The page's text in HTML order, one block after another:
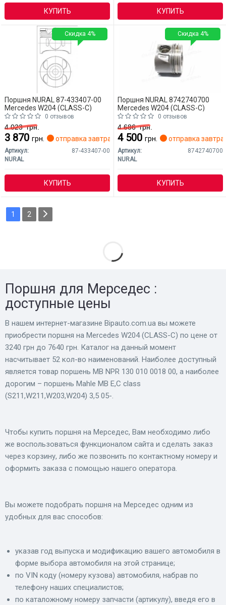
КУПИТЬ КУПИТЬ
Поршня NURAL 87-433407-00
Mercedes W204 (CLASS-C)
0 отзывов
4 023грн.
3 870 грн. отправка завтра
Артикул:
87-433407-00
NURAL
КУПИТЬ
Скидка 4%
Поршня NURAL 8742740700
Mercedes W204 (CLASS-C)
0 отзывов
4 686грн.
4 500 грн. отправка завтра
Артикул:
8742740700
NURAL
КУПИТЬ
Скидка 4%
1 2
Поршня для Мерседес :
доступные цены
В нашем интернет-магазине Bіpauto.com.ua вы можете
приобрести поршня на Mercedes W204 (CLASS-C) по цене от
3240 грн до 7640 грн. Каталог на данный момент
насчитывает 52 кол-во наименований. Наиболее доступный
является товар поршень MB NPR 130 010 0018 00, а наиболее
дорогим – поршень Mahle MB E,C class
(S211,W211,W203,W204) 3,5 05-.
Чтобы купить поршня на Мерседес, Вам необходимо либо
же воспользоваться функционалом сайта и сделать заказ
через корзину, либо же позвонить по контактному номеру и
оформить заказа с помощью нашего оператора.
Вы можете подобрать поршня на Мерседес одним из
удобных для вас способов:
указав год выпуска и модификацию вашего автомобиля в
форме выбора автомобиля на этой странице;
по VIN коду (номеру кузова) автомобиля, набрав по
телефону наших специалистов;
по каталожному номеру запчасти (артикулу), введя его в